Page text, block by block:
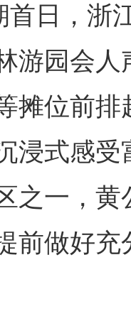
日，浙
游园会
摊位前
浸式感
之一，黄
前做好